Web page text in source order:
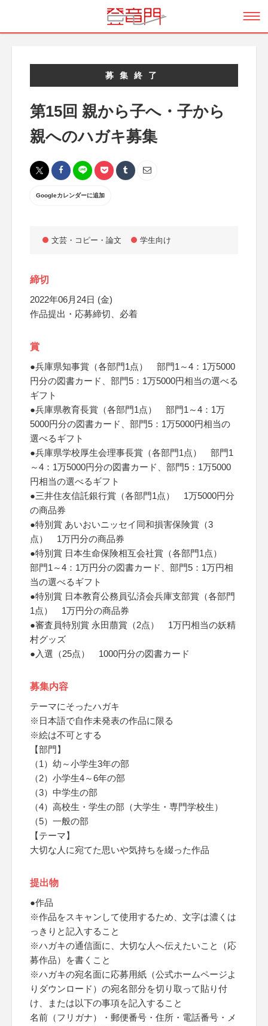
募集終了
第15回 親から子へ・子から
親へのハガキ募集
Googleカレンダーに追加
文芸・コピー・論文 学生向け
締切
2022年06月24日 (金)
作品提出・応募締切、必着
賞
●兵庫県知事賞（各部門1点） 部門1～4：1万5000
円分の図書カード、部門5：1万5000円相当の選べる
ギフト
●兵庫県教育長賞（各部門1点） 部門1～4：1万
5000円分の図書カード、部門5：1万5000円相当の
選べるギフト
●兵庫県学校厚生会理事長賞（各部門1点） 部門1
～4：1万5000円分の図書カード、部門5：1万5000
円相当の選べるギフト
●三井住友信託銀行賞（各部門1点） 1万5000円分
の商品券
●特別賞 あいおいニッセイ同和損害保険賞（3
点） 1万円分の商品券
●特別賞 日本生命保険相互会社賞（各部門1点）
部門1～4：1万円分の図書カード、部門5：1万円相
当の選べるギフト
●特別賞 日本教育公務員弘済会兵庫支部賞（各部門
1点） 1万円分の商品券
●審査員特別賞 永田萠賞（2点） 1万円相当の妖精
村グッズ
●入選（25点） 1000円分の図書カード
募集内容
テーマにそったハガキ
※日本語で自作未発表の作品に限る
※絵は不可とする
【部門】
（1）幼～小学生3年の部
（2）小学生4～6年の部
（3）中学生の部
（4）高校生・学生の部（大学生・専門学校生）
（5）一般の部
【テーマ】
大切な人に宛てた思いや気持ちを綴った作品
提出物
●作品
※作品をスキャンして使用するため、文字は濃くは
っきりと記入すること
※ハガキの通信面に、大切な人へ伝えたいこと（応
募作品）を書くこと
※ハガキの宛名面に応募用紙（公式ホームページよ
りダウンロード）の宛名部分を切り取って貼り付
け、または以下の事項を記入すること
名前（フリガナ）・郵便番号・住所・電話番号・メ